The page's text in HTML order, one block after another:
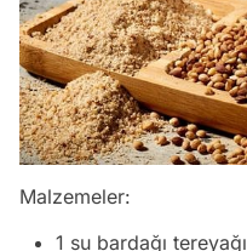
Malzemeler:
1 su bardağı tereyağı